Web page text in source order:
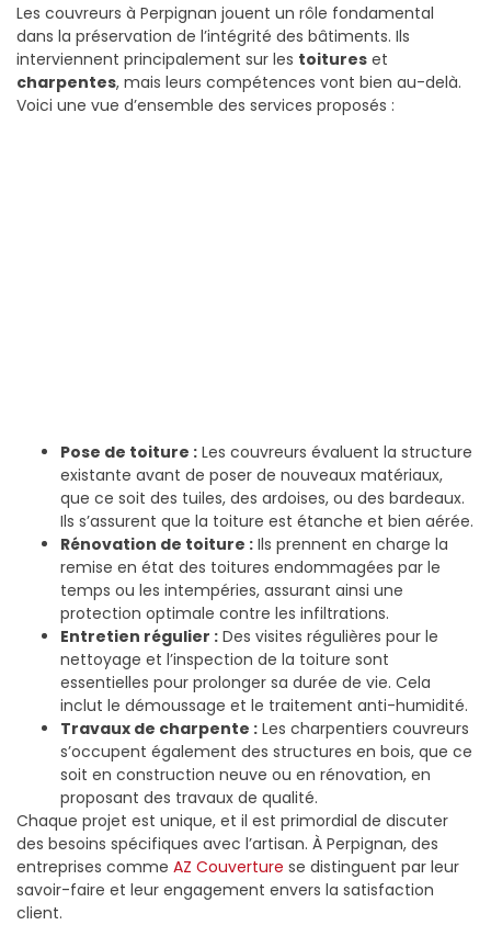
Les couvreurs à Perpignan jouent un rôle fondamental
dans la préservation de l’intégrité des bâtiments. Ils
interviennent principalement sur les toitures et
charpentes, mais leurs compétences vont bien au-delà.
Voici une vue d’ensemble des services proposés :
Pose de toiture : Les couvreurs évaluent la structure
existante avant de poser de nouveaux matériaux,
que ce soit des tuiles, des ardoises, ou des bardeaux.
Ils s’assurent que la toiture est étanche et bien aérée.
Rénovation de toiture : Ils prennent en charge la
remise en état des toitures endommagées par le
temps ou les intempéries, assurant ainsi une
protection optimale contre les infiltrations.
Entretien régulier : Des visites régulières pour le
nettoyage et l’inspection de la toiture sont
essentielles pour prolonger sa durée de vie. Cela
inclut le démoussage et le traitement anti-humidité.
Travaux de charpente : Les charpentiers couvreurs
s’occupent également des structures en bois, que ce
soit en construction neuve ou en rénovation, en
proposant des travaux de qualité.
Chaque projet est unique, et il est primordial de discuter
des besoins spécifiques avec l’artisan. À Perpignan, des
entreprises comme AZ Couverture se distinguent par leur
savoir-faire et leur engagement envers la satisfaction
client.